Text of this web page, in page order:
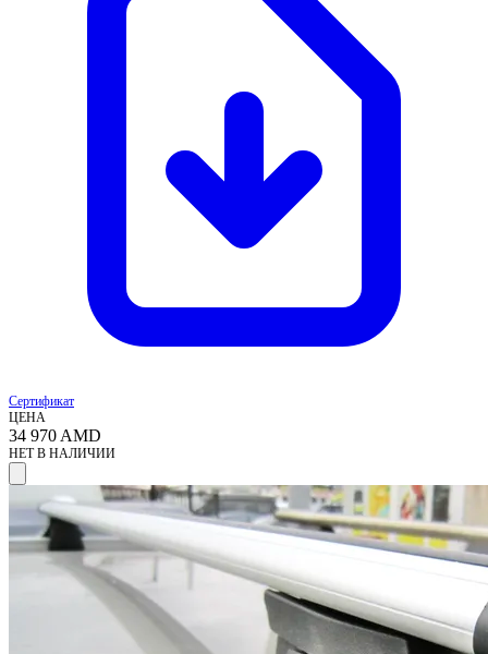
Сертификат
ЦЕНА
34 970 AMD
НЕТ В НАЛИЧИИ